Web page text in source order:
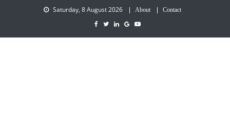
Saturday, 8 August 2026 About Contact